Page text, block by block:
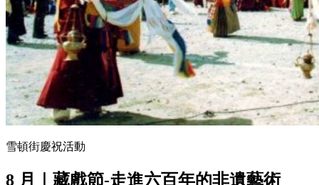
雪頓街慶祝活動
8 月｜藏戲節-走進六百年的非遺藝術